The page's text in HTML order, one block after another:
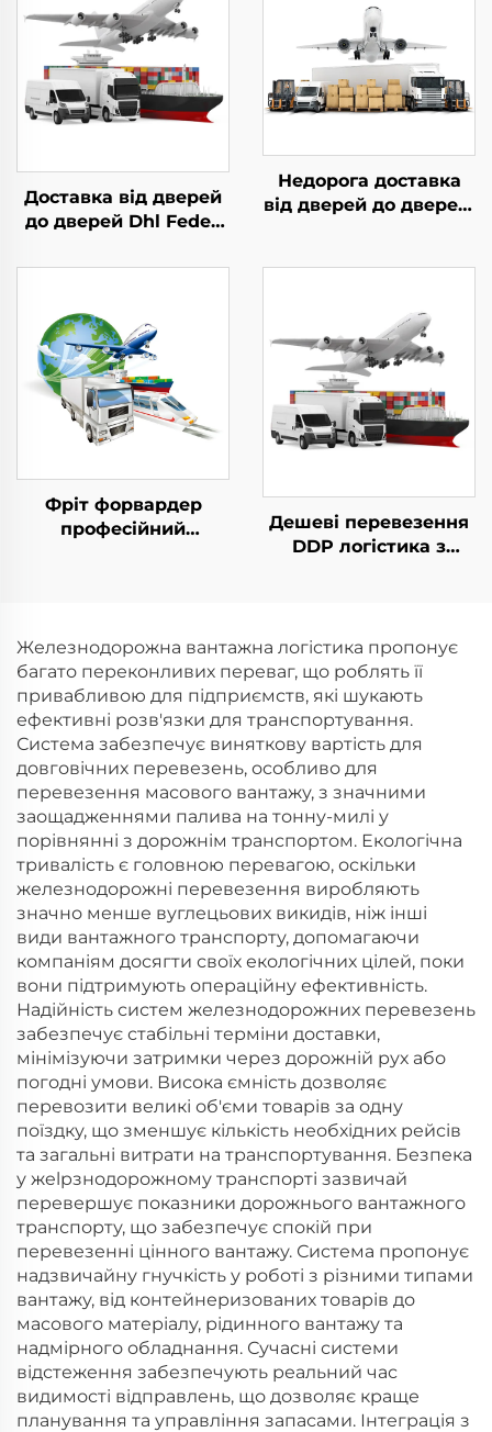
Доставка від дверей
до дверей Dhl Fedex
перевезення Агент
до Європи
Вантажний
перевізник
Недорога доставка
від дверей до дверей,
США
Фріт форвардер
професійний
вантажу до Європи
США DDP
Дешеві перевезення
DDP логістика з
Німеччини, Франції,
Португалії UPS DHL
експрес перевезення
агент
Железнодорожна вантажна логістика пропонує
багато переконливих переваг, що роблять її
привабливою для підприємств, які шукають
ефективні розв'язки для транспортування.
Система забезпечує виняткову вартість для
довговічних перевезень, особливо для
перевезення масового вантажу, з значними
заощадженнями палива на тонну-милі у
порівнянні з дорожнім транспортом. Екологічна
тривалість є головною перевагою, оскільки
железнодорожні перевезення виробляють
значно менше вуглецьових викидів, ніж інші
види вантажного транспорту, допомагаючи
компаніям досягти своїх екологічних цілей, поки
вони підтримують операційну ефективність.
Надійність систем железнодорожних перевезень
забезпечує стабільні терміни доставки,
мінімізуючи затримки через дорожній рух або
погодні умови. Висока ємність дозволяє
перевозити великі об'єми товарів за одну
поїздку, що зменшує кількість необхідних рейсів
та загальні витрати на транспортування. Безпека
у жelpзнодорожному транспорті зазвичай
перевершує показники дорожнього вантажного
транспорту, що забезпечує спокій при
перевезенні цінного вантажу. Система пропонує
надзвичайну гнучкість у роботі з різними типами
вантажу, від контейнеризованих товарів до
масового матеріалу, рідинного вантажу та
надмірного обладнання. Сучасні системи
відстеження забезпечують реальний час
видимості відправлень, що дозволяє краще
планування та управління запасами. Інтеграція з